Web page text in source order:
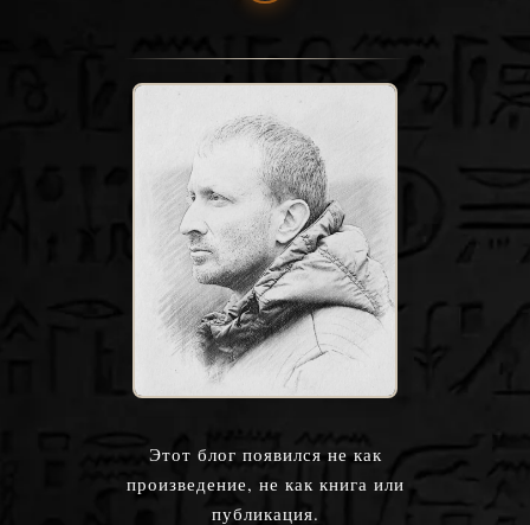
Этот блог появился не как
произведение, не как книга или
публикация.